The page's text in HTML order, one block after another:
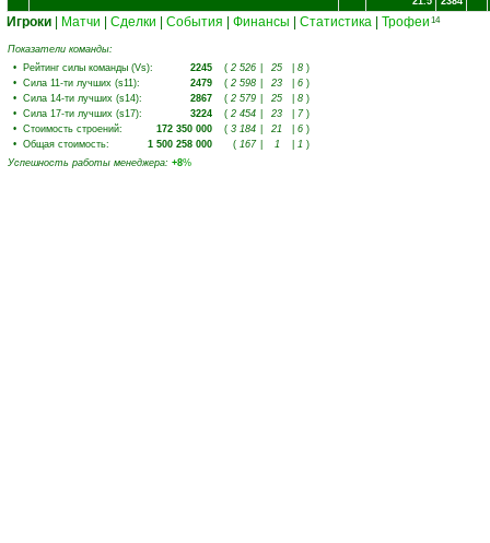
Игроки Матчи Сделки События Финансы Статистика Трофеи 14
Показатели команды:
• Рейтинг силы команды (Vs): 2245 ( 2 526 25 8 )
• Сила 11-ти лучших (s11): 2479 ( 2 598 23 6 )
• Сила 14-ти лучших (s14): 2867 ( 2 579 25 8 )
• Сила 17-ти лучших (s17): 3224 ( 2 454 23 7)
• Стоимость строений: 172 350 000 ( 3 184 21 6 )
• Общая стоимость: 1 500 258 000 ( 167 1 1 )
Успешность работы менеджера: +8%